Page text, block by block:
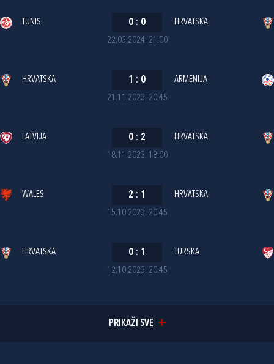
22.03.2024. 21:00
TUNIS 0 : 0 HRVATSKA
21.11.2023. 20:45
HRVATSKA 1 : 0 ARMENIJA
18.11.2023. 18:00
LATVIJA 0 : 2 HRVATSKA
15.10.2023. 20:45
WALES 2 : 1 HRVATSKA
12.10.2023. 20:45
HRVATSKA 0 : 1 TURSKA
PRIKAŽI SVE